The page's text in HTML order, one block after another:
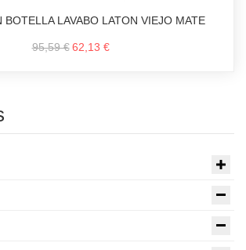
BOTELLA LAVABO LATON VIEJO MATE
95,59 € 62,13 €